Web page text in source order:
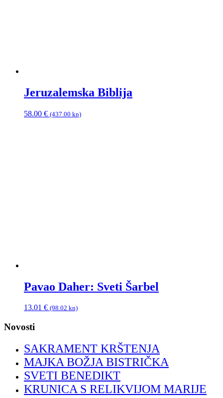
Jeruzalemska Biblija
58.00 € (437.00 kn)
Pavao Daher: Sveti Šarbel
13.01 € (98.02 kn)
Novosti
SAKRAMENT KRŠTENJA
MAJKA BOŽJA BISTRIČKA
SVETI BENEDIKT
KRUNICA S RELIKVIJOM MARIJE